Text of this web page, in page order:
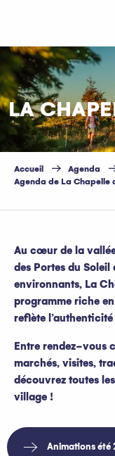
principal
LA
Accueil Agenda
Agenda de La Chapelle
Au cœur de la
des Portes du Soleil
environnants, La
programme riche
reflète
Entre rendez-vous
marchés, visites,
découvrez toutes
village !
Animations été